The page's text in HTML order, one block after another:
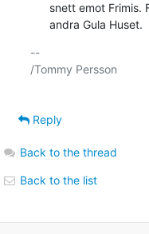
      andra Gula Huset.
--
/Tommy Persson
Reply
Back to the thread
Back to the list